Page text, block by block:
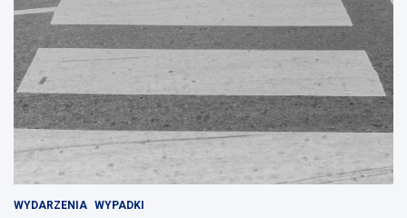
WYDARZENIA WYPADKI